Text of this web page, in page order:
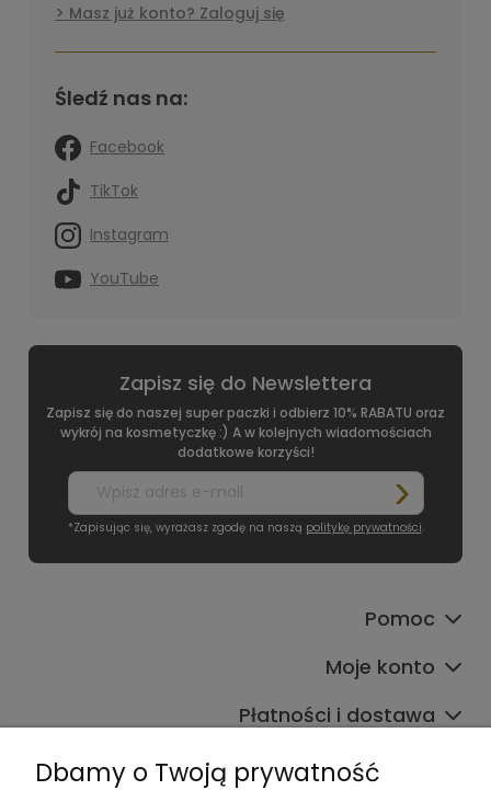
Masz już konto? Zaloguj się
Śledź nas na:
Facebook
TikTok
Instagram
YouTube
Zapisz się do Newslettera
Zapisz się do naszej super paczki i odbierz 10% RABATU oraz
wykrój na kosmetyczkę :) A w kolejnych wiadomościach
dodatkowe korzyści!
*Zapisując się, wyrażasz zgodę na naszą politykę prywatności.
Pomoc
Moje konto
Płatności i dostawa
Informacje
Dbamy o Twoją prywatność